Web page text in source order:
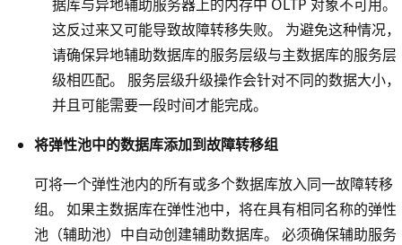
据库与异地辅助服务器上的内存中 OLTP 对象不可用。
这反过来又可能导致故障转移失败。 为避免这种情况，
请确保异地辅助数据库的服务层级与主数据库的服务层
级相匹配。 服务层级升级操作会针对不同的数据大小，
并且可能需要一段时间才能完成。
将弹性池中的数据库添加到故障转移组
可将一个弹性池内的所有或多个数据库放入同一故障转移
组。 如果主数据库在弹性池中，将在具有相同名称的弹性
池（辅助池）中自动创建辅助数据库。 必须确保辅助服务